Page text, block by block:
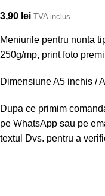
3,90 lei TVA inclus
Meniurile pentru nunta
250g/mp, print foto
Dimensiune A5 inchis /
Dupa ce primim
pe WhatsApp sau pe
textul Dvs. pentru a